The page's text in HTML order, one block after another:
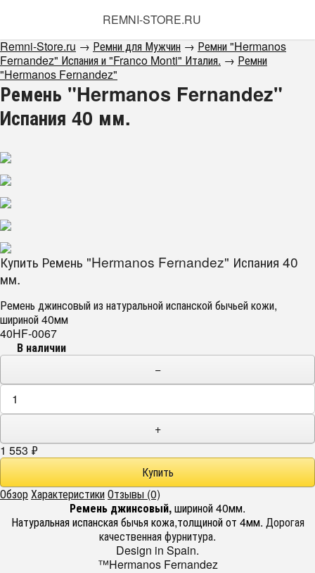
REMNI-STORE.RU
Remni-Store.ru → Ремни для Мужчин → Ремни "Hermanos
Fernandez" Испания и "Franсo Monti" Италия. → Ремни
"Hermanos Fernandez"
Ремень "Hermanos Fernandez"
Испания 40 мм.
Купить Ремень "Hermanos Fernandez" Испания 40
мм.
Ремень джинсовый из натуральной испанской бычьей кожи,
шириной 40мм
40HF-0067
В наличии
−
+
1 553 ₽
ОбзорХарактеристикиОтзывы (0)
Ремень джинсовый,шириной 40мм.
Натуральная испанская бычья кожа,толщиной от 4мм. Дорогая
качественная фурнитура.
Design in Spain.
™Hermanos Fernandez